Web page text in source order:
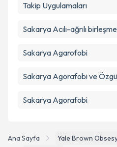
Ana Sayfa
Yale Brown
Takip Uygulamaları
Sakarya Acılı-ağrılı birleşme
Sakarya Agarofobi
Sakarya Agorafobi ve
Sakarya Agorafobi